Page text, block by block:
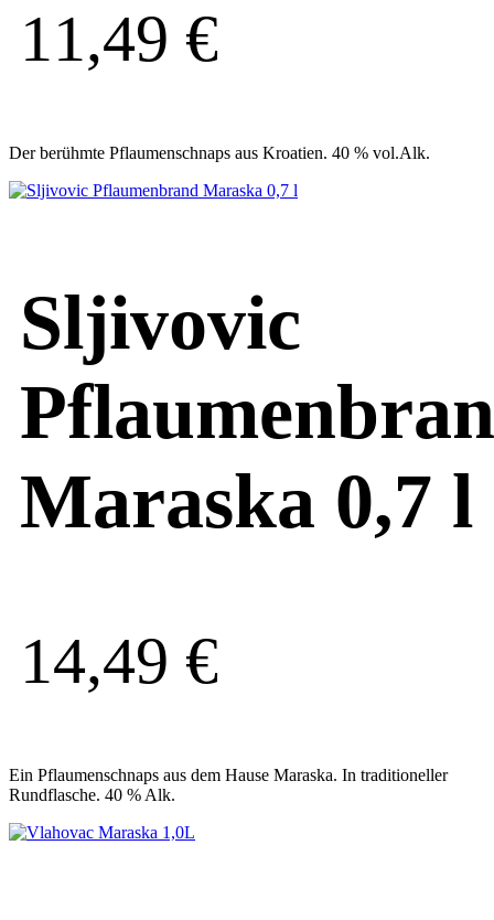
11,49 €
Der berühmte Pflaumenschnaps aus Kroatien. 40 % vol.Alk.
Sljivovic
Maraska 0,7 l
14,49 €
Ein Pflaumenschnaps aus dem Hause Maraska. In traditioneller
Rundflasche. 40 % Alk.